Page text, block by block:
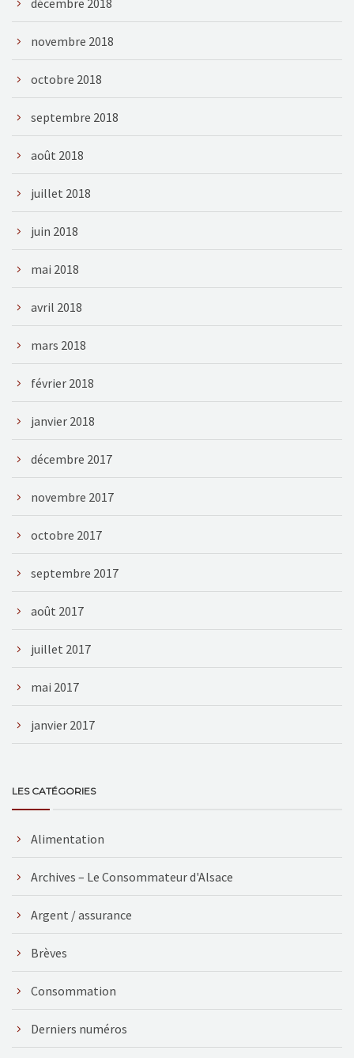
décembre 2018
novembre 2018
octobre 2018
septembre 2018
août 2018
juillet 2018
juin 2018
mai 2018
avril 2018
mars 2018
février 2018
janvier 2018
décembre 2017
novembre 2017
octobre 2017
septembre 2017
août 2017
juillet 2017
mai 2017
janvier 2017
LES CATÉGORIES
Alimentation
Archives – Le Consommateur d'Alsace
Argent / assurance
Brèves
Consommation
Derniers numéros